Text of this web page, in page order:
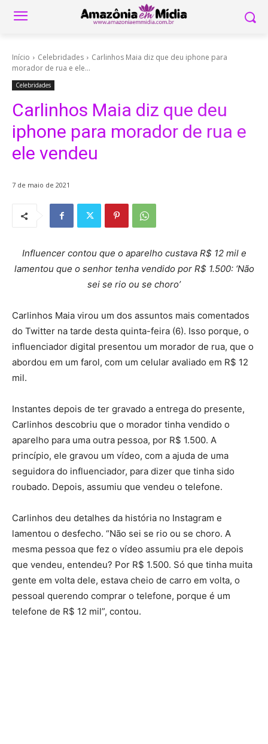
Início Celebridades
Carlinhos Maia diz que deu iphone para
morador de rua e ele...
Celebridades
Carlinhos Maia diz que deu
iphone para morador de rua e
ele vendeu
7 de maio de 2021
Influencer contou que o aparelho custava R$ 12 mil e
lamentou que o senhor tenha vendido por R$ 1.500: ‘Não
sei se rio ou se choro’
Carlinhos Maia virou um dos assuntos mais comentados
do Twitter na tarde desta quinta-feira (6). Isso porque, o
influenciador digital presentou um morador de rua, que o
abordou em um farol, com um celular avaliado em R$ 12
mil.
Instantes depois de ter gravado a entrega do presente,
Carlinhos descobriu que o morador tinha vendido o
aparelho para uma outra pessoa, por R$ 1.500. A
princípio, ele gravou um vídeo, com a ajuda de uma
seguidora do influenciador, para dizer que tinha sido
roubado. Depois, assumiu que vendeu o telefone.
Carlinhos deu detalhes da história no Instagram e
lamentou o desfecho. “Não sei se rio ou se choro. A
mesma pessoa que fez o vídeo assumiu pra ele depois
que vendeu, entendeu? Por R$ 1.500. Só que tinha muita
gente em volta dele, estava cheio de carro em volta, o
pessoal querendo comprar o telefone, porque é um
telefone de R$ 12 mil”, contou.